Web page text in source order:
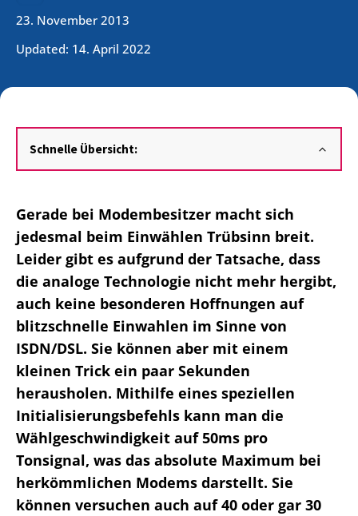
23. November 2013
Updated: 14. April 2022
Schnelle Übersicht:
Gerade bei Modembesitzer macht sich
jedesmal beim Einwählen Trübsinn breit.
Leider gibt es aufgrund der Tatsache, dass
die analoge Technologie nicht mehr hergibt,
auch keine besonderen Hoffnungen auf
blitzschnelle Einwahlen im Sinne von
ISDN/DSL. Sie können aber mit einem
kleinen Trick ein paar Sekunden
herausholen. Mithilfe eines speziellen
Initialisierungsbefehls kann man die
Wählgeschwindigkeit auf 50ms pro
Tonsignal, was das absolute Maximum bei
herkömmlichen Modems darstellt. Sie
können versuchen auch auf 40 oder gar 30